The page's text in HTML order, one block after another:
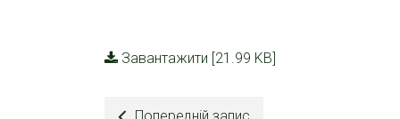
Завантажити [21.99 KB]